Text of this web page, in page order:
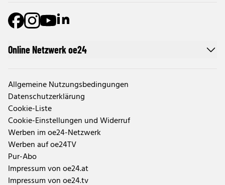
Online Netzwerk oe24
Allgemeine Nutzungsbedingungen
Datenschutzerklärung
Cookie-Liste
Cookie-Einstellungen und Widerruf
Werben im oe24-Netzwerk
Werben auf oe24TV
Pur-Abo
Impressum von oe24.at
Impressum von oe24.tv